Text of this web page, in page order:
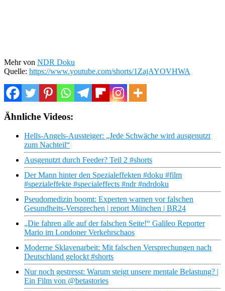
Mehr von NDR Doku
Quelle: https://www.youtube.com/shorts/1ZajAYOVHWA
Ähnliche Videos:
Hells-Angels-Aussteiger: „Jede Schwäche wird ausgenutzt
zum Nachteil“
Ausgenutzt durch Feeder? Teil 2 #shorts
Der Mann hinter den Spezialeffekten #doku #film
#spezialeffekte #specialeffects #ndr #ndrdoku
Pseudomedizin boomt: Experten warnen vor falschen
Gesundheits-Versprechen | report München | BR24
„Die fahren alle auf der falschen Seite!“ Galileo Reporter
Mario im Londoner Verkehrschaos
Moderne Sklavenarbeit: Mit falschen Versprechungen nach
Deutschland gelockt #shorts
Nur noch gestresst: Warum steigt unsere mentale Belastung? |
Ein Film von @betastories